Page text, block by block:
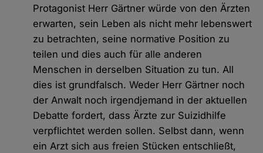
Protagonist Herr Gärtner würde von den Ärzten
erwarten, sein Leben als nicht mehr lebenswert
zu betrachten, seine normative Position zu
teilen und dies auch für alle anderen
Menschen in derselben Situation zu tun. All
dies ist grundfalsch. Weder Herr Gärtner noch
der Anwalt noch irgendjemand in der aktuellen
Debatte fordert, dass Ärzte zur Suizidhilfe
verpflichtet werden sollen. Selbst dann, wenn
ein Arzt sich aus freien Stücken entschließt,